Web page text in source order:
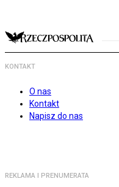
KONTAKT
O nas
Kontakt
Napisz do nas
REKLAMA I PRENUMERATA